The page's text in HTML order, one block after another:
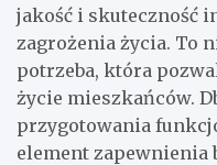
jakość i skuteczność
zagrożenia życia. To
potrzeba, która
życie mieszkańców.
przygotowania
element zapewnienia